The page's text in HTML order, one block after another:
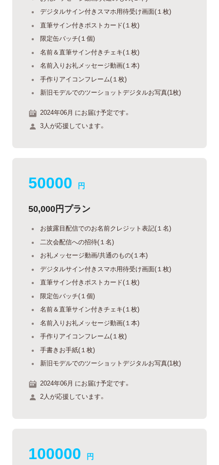
デジタルサイン付きスマホ用待受け画面(１枚)
直筆サイン付きポストカード(１枚)
限定缶バッチ(１個)
名前＆直筆サイン付きチェキ(１枚)
名前入りお礼メッセージ動画(１本)
手作りアイコンフレーム(１枚)
新旧モデルでのツーショットデジタルお写真(1枚)
2024年06月 にお届け予定です。
3人が応援しています。
50000 円
50,000円プラン
お披露目配信でのお名前クレジット表記(１名)
二次会配信への招待(１名)
お礼メッセージ動画/共通のもの(１本)
デジタルサイン付きスマホ用待受け画面(１枚)
直筆サイン付きポストカード(１枚)
限定缶バッチ(１個)
名前＆直筆サイン付きチェキ(１枚)
名前入りお礼メッセージ動画(１本)
手作りアイコンフレーム(１枚)
手書きお手紙(１枚)
新旧モデルでのツーショットデジタルお写真(1枚)
2024年06月 にお届け予定です。
2人が応援しています。
100000 円